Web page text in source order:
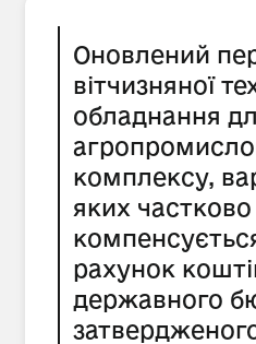
Оновлений
вітчизняної
обладнання
комплексу,
яких частково
рахунок
державного